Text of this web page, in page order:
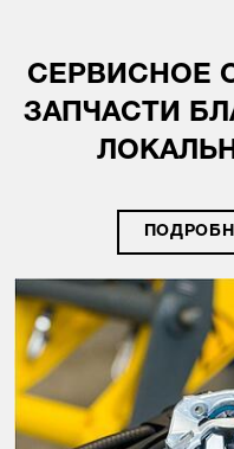
СЕРВИСНОЕ
ЗАПЧАСТИ